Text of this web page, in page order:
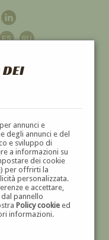
DEI
annunci e
degli annunci e del
e sviluppo di
a informazioni su
dei cookie
per offrirti la
personalizzata.
e accettare,
pannello
Policy cookieed
informazioni.
'800 E '900